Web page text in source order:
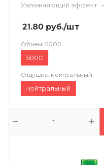
Увлажняющий эффект
21.80 руб./шт
Объем: 5000
5000
Отдушка: нейтральный
нейтральный